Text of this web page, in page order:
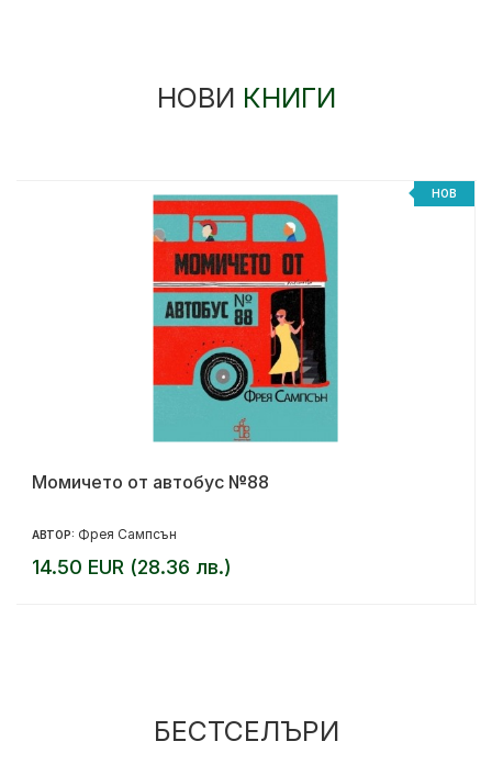
НОВИ КНИГИ
НОВ
Момичето от автобус №88
АВТОР: Фрея Сампсън
14.50 EUR (28.36 лв.)
БЕСТСЕЛЪРИ